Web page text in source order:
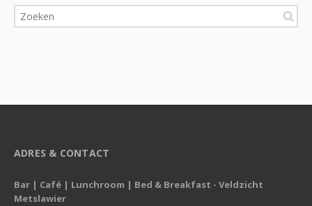
ADRES & CONTACT
Bar | Café | Lunchroom | Bed & Breakfast - Veldzicht
Metslawier